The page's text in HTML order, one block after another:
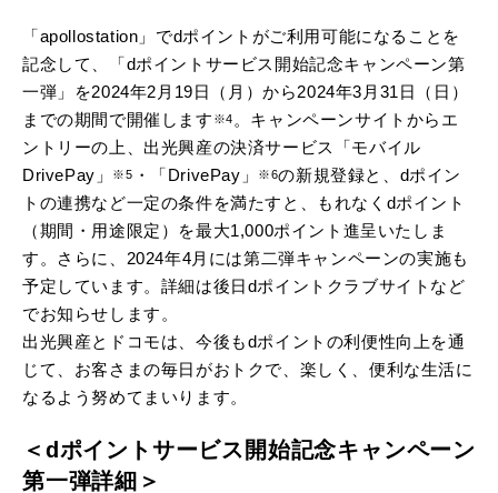
「apollostation」でdポイントがご利用可能になることを
記念して、「dポイントサービス開始記念キャンペーン第
一弾」を2024年2月19日（月）から2024年3月31日（日）
までの期間で開催します ※4 。キャンペーンサイトからエ
ントリーの上、出光興産の決済サービス「モバイル
DrivePay」
※5 ・「DrivePay」 ※6の新規登録と、dポイン
トの連携など一定の条件を満たすと、もれなくdポイント
（期間・用途限定）を最大1,000ポイント進呈いたしま
す。さらに、2024年4月には第二弾キャンペーンの実施も
予定しています。詳細は後日dポイントクラブサイトなど
でお知らせします。
出光興産とドコモは、今後もdポイントの利便性向上を通
じて、お客さまの毎日がおトクで、楽しく、便利な生活に
なるよう努めてまいります。
＜dポイントサービス開始記念キャンペーン
第一弾詳細＞